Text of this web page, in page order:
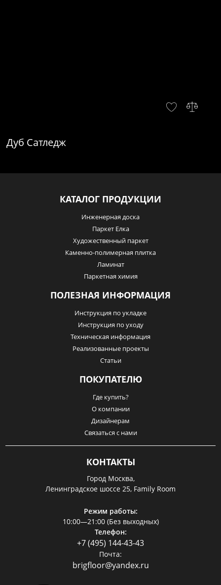
Дуб Сатледж
КАТАЛОГ ПРОДУКЦИИ
Инженерная доска
Паркет Елка
Художественный паркет
Каменно-полимерная плитка
Ламинат
Паркетная химия
ПОЛЕЗНАЯ ИНФОРМАЦИЯ
Инструкция по укладке
Инструкция по уходу
Техническая информация
Реализованные проекты
Статьи
ПОКУПАТЕЛЮ
Где купить?
О компании
Дизайнерам
Связаться с нами
КОНТАКТЫ
Город Москва,
Ленинградское шоссе 25, Family Room
Режим работы:
10:00—21:00 (Без выходных)
Телефон:
+7 (495) 144-43-43
Почта:
brigfloor@yandex.ru